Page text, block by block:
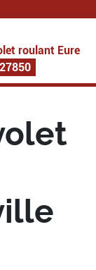
roulant Eure